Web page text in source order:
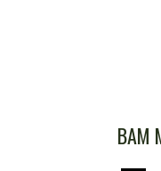
ВАМ